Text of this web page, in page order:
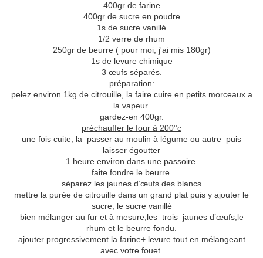
400gr de farine
400gr de sucre en poudre
1s de sucre vanillé
1/2 verre de rhum
250gr de beurre ( pour moi, j'ai mis 180gr)
1s de levure chimique
3 œufs séparés.
préparation:
pelez environ 1kg de citrouille, la faire cuire en petits morceaux a
la vapeur.
gardez-en 400gr.
préchauffer le four à 200°c
une fois cuite, la passer au moulin à légume ou autre puis
laisser égoutter
1 heure environ dans une passoire.
faite fondre le beurre.
séparez les jaunes d’œufs des blancs
mettre la purée de citrouille dans un grand plat puis y ajouter le
sucre, le sucre vanillé
bien mélanger au fur et à mesure,les trois jaunes d’œufs,le
rhum et le beurre fondu.
ajouter progressivement la farine+ levure tout en mélangeant
avec votre fouet.